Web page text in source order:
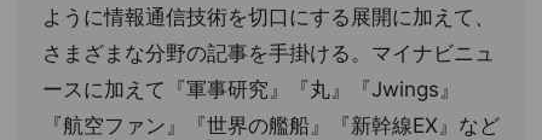
ように情報通信技術を切口にする展開に加えて、
さまざまな分野の記事を手掛ける。マイナビニュ
ースに加えて『軍事研究』『丸』『Jwings』
『航空ファン』『世界の艦船』『新幹線EX』など